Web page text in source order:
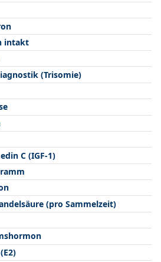
intakt
(Trisomie)
C (IGF-1)
(pro Sammelzeit)